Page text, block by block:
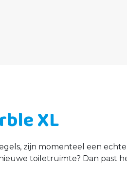
XL
zijn momenteel een
toiletruimte? Dan past